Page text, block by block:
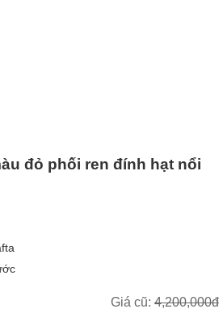
đỏ phối ren đính hạt nổi
Giá cũ: 4,200,000đ